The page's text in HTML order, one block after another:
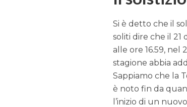
Si è detto che il
soliti dire che il 21
alle ore 16.59, nel
stagione abbia
Sappiamo che la
è noto fin da
l’inizio di un